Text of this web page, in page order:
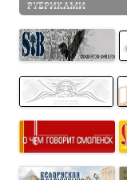
РУБРИКАМИ